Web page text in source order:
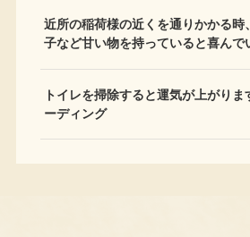
近所の稲荷様の近くを通りかかる時
子など甘い物を持っていると喜ん
トイレを掃除すると運気が上がりま
ーディング